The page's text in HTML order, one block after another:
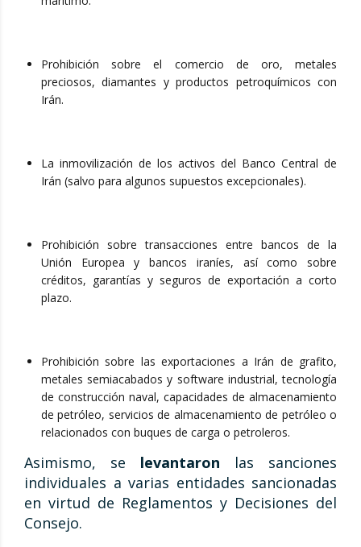
Prohibición sobre el comercio de oro, metales
preciosos, diamantes y productos petroquímicos con
Irán.
La inmovilización de los activos del Banco Central de
Irán (salvo para algunos supuestos excepcionales).
Prohibición sobre transacciones entre bancos de la
Unión Europea y bancos iraníes, así como sobre
créditos, garantías y seguros de exportación a corto
plazo.
Prohibición sobre las exportaciones a Irán de grafito,
metales semiacabados y software industrial, tecnología
de construcción naval, capacidades de almacenamiento
de petróleo, servicios de almacenamiento de petróleo o
relacionados con buques de carga o petroleros.
Asimismo, se levantaron las sanciones
individuales a varias entidades sancionadas
en virtud de Reglamentos y Decisiones del
Consejo.